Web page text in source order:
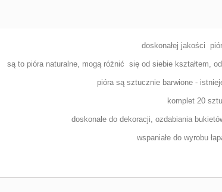
doskonałej jakości
są to pióra naturalne, mogą różnić się od siebie kształtem,
pióra są sztucznie barwione -
komplet 20
doskonałe do dekoracji, ozdabiania
wspaniałe do wyrobu